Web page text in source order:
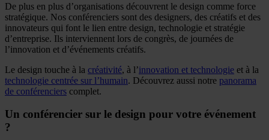
De plus en plus d’organisations découvrent le design comme force
stratégique. Nos conférenciers sont des designers, des créatifs et des
innovateurs qui font le lien entre design, technologie et stratégie
d’entreprise. Ils interviennent lors de congrès, de journées de
l’innovation et d’événements créatifs.
Le design touche à la créativité, à l’innovation et technologie et à la
technologie centrée sur l’humain. Découvrez aussi notre panorama
de conférenciers complet.
Un conférencier sur le design pour votre événement
?